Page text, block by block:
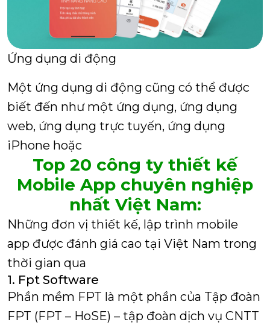
Ứng dụng di động
Một ứng dụng di động cũng có thể được
biết đến như một ứng dụng, ứng dụng
web, ứng dụng trực tuyến, ứng dụng
iPhone hoặc
Top 20 công ty thiết kế
Mobile App chuyên nghiệp
nhất Việt Nam:
Những đơn vị thiết kế, lập trình mobile
app được đánh giá cao tại Việt Nam trong
thời gian qua
1. Fpt Software
Phần mềm FPT là một phần của Tập đoàn
FPT (FPT – HoSE) – tập đoàn dịch vụ CNTT